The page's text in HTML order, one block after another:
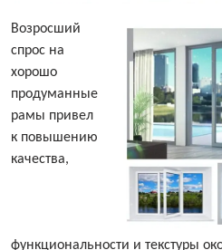
Возросший
спрос на
хорошо
продуманные
рамы привел
к повышению
качества,
функциональности и текстуры